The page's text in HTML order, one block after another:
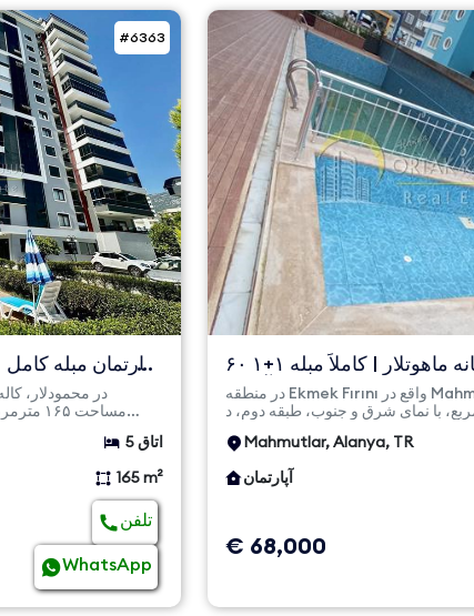
#6363
5 اتاق
165 m²
تلفن
WhatsApp
موقعیت نانواخانه ماهوتلار | کاملاً مبله ۱+۱ ۶۰
مترمربع آپارت...
در منطقه Ekmek Fırını واقع در Mahmutlar، آلانیا، کاملاً مبله،
Mahmutlar, Alanya, TR
آپارتمان
€ 68,000